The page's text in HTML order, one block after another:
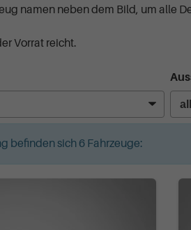
namen neben dem Bild, um alle
Vorrat reicht.
befinden sich 6Fahrzeuge: